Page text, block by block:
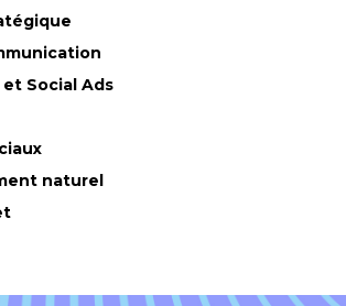
Social Ads
naturel